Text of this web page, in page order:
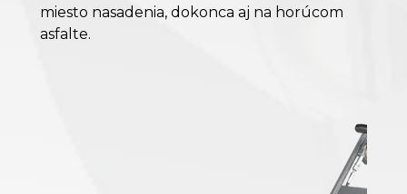
miesto nasadenia, dokonca aj na horúcom
asfalte.